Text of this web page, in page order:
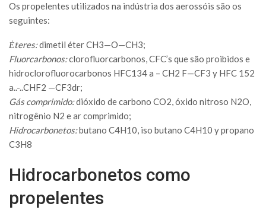
Os propelentes utilizados na indústria dos aerossóis são os
seguintes:
Ėteres:dimetil éter CH3—O—CH3;
Fluorcarbonos:clorofluorcarbonos, CFC’s que são proibidos e
hidroclorofluorocarbonos HFC134 a – CH2 F—CF3 y HFC 152
a..-..CHF2 —CF3dr;
Gás comprimido:dióxido de carbono CO2, óxido nitroso N2O,
nitrogênio N2 e ar comprimido;
Hidrocarbonetos:butano C4H10, iso butano C4H10 y propano
C3H8
Hidrocarbonetos como
propelentes